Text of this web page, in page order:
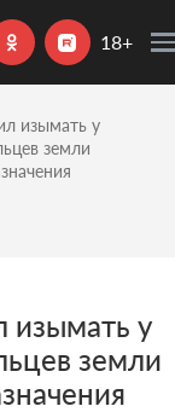
18+
изымать у
земли
изымать у
земли